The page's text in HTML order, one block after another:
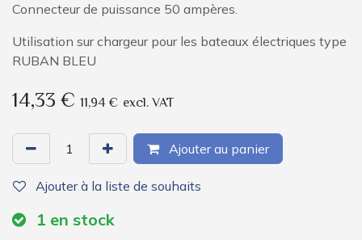
Connecteur de puissance 50 ampères.
Utilisation sur chargeur pour les bateaux électriques type
RUBAN BLEU
14,33€ 11,94 € excl. VAT
Ajouter au panier
Ajouter à la liste de souhaits
1 en stock